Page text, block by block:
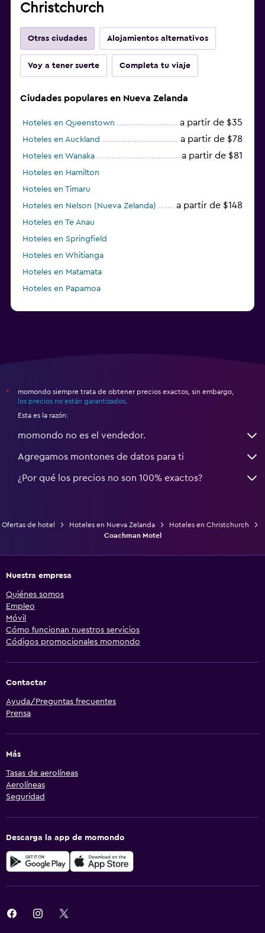
Christchurch
Otras ciudades Alojamientos alternativos
Voy a tener suerte Completa tu viaje
Ciudades populares en Nueva Zelanda
Hoteles en Queenstown a partir de $35
Hoteles en Auckland a partir de $78
Hoteles en Wanaka a partir de $81
Hoteles en Hamilton
Hoteles en Timaru
Hoteles en Nelson (Nueva Zelanda)
a partir de $148
Hoteles en Te Anau
Hoteles en Springfield
Hoteles en Whitianga
Hoteles en Matamata
Hoteles en Papamoa
*
momondo siempre trata de obtener precios exactos, sin embargo,
los precios no están garantizados
Esta es la razón:
momondo no es el vendedor.
Agregamos montones de datos para ti
¿Por qué los precios no son 100% exactos?
Ofertas de hotel Hoteles en Nueva Zelanda
Hoteles en Christchurch
Coachman Motel
Nuestra empresa
Quiénes somos
Empleo
Móvil
Cómo funcionan nuestros servicios
Códigos promocionales momondo
Contactar
Ayuda/Preguntas frecuentes
Prensa
Más
Tasas de aerolíneas
Aerolíneas
Seguridad
Descarga la app de momondo